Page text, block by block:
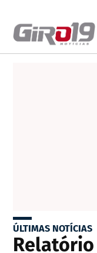
ÚLTIMAS NOTÍCIAS